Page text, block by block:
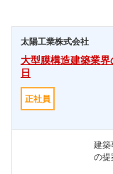
太陽工業株式会社
大型膜構造建築業
日
正社員
建
の提